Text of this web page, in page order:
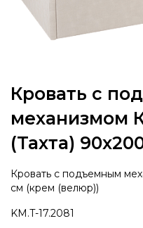
Кровать с
механизмом
(Тахта)
Кровать с подъемным
см (крем (велюр))
KM.T-17.2081